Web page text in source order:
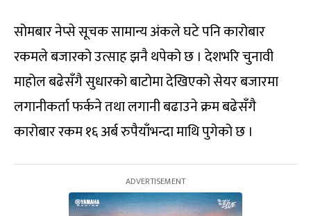
सोमबार नेप्से सूचक सामान्य अंकले घटे पनि कारोबार
रकमले बजारको उत्साह झनै थपेको छ । देशभरि चुनावी
माहोल बढेसँगै सुधारको बाटोमा देखिएको सेयर बजारमा
लगानीकर्ता फर्कने तथा लगानी बढाउने क्रम बढेसँगै
कारोबार रकम १६ अर्ब रुपैयाँभन्दा माथि पुगेको छ ।